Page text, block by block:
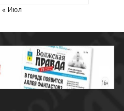
« Июл